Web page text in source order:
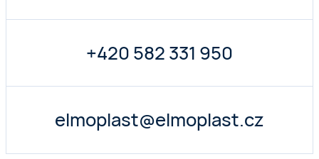
+420 582 331 950
elmoplast@elmoplast.cz